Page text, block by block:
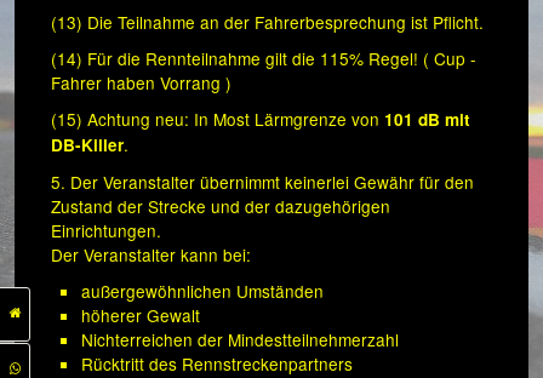
(13) Die Teilnahme an der Fahrerbesprechung ist Pflicht.
(14) Für die Rennteilnahme gilt die 115% Regel! ( Cup -
Fahrer haben Vorrang )
(15) Achtung neu: In Most Lärmgrenze von 101 dB mit
DB-Killer.
5. Der Veranstalter übernimmt keinerlei Gewähr für den
Zustand der Strecke und der dazugehörigen
Einrichtungen.
Der Veranstalter kann bei:
außergewöhnlichen Umständen
höherer Gewalt
Nichterreichen der Mindestteilnehmerzahl
Rücktritt des Rennstreckenpartners